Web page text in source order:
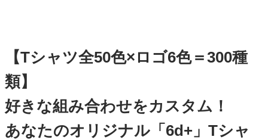
【Tシャツ全50色×ロゴ6色＝300種
類】
好きな組み合わせをカスタム！
あなたのオリジナル「6d+」Tシャ